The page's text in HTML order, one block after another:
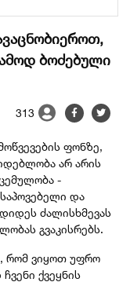
ბოძებული
313
ფონზე,
არ არის
-
და
ძალისხმევას
ს გვაკისრებს.
რომ ვიყოთ უფრო
ჩვენი ქვეყნის